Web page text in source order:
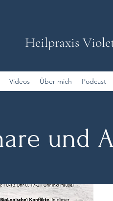
Heilpraxis
Videos Über mich Podcast
und